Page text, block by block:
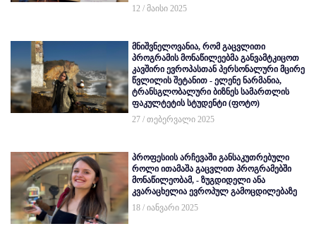
12 / მაისი 2025
მნიშვნელოვანია, რომ გაცვლითი
პროგრამის მონაწილეებმა განვამტკიცოთ
კავშირი ევროპასთან პერსონალური მცირე
წვლილის შეტანით - ელენე ნარმანია,
ტრანსგლობალური ბიზნეს სამართლის
ფაკულტეტის სტუდენტი (ფოტო)
27 / თებერვალი 2025
პროფესიის არჩევაში განსაკუთრებული
როლი ითამაშა გაცვლით პროგრამებში
მონაწილეობამ, - ზუგდიდელი ანა
კვარაცხელია ევროპულ გამოცდილებაზე
18 / იანვარი 2025